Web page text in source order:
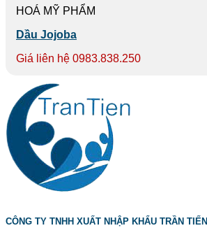
HOÁ MỸ PHẨM
Dầu Jojoba
Giá liên hệ 0983.838.250
CÔNG TY TNHH XUẤT NHẬP KHẨU TRẦN TIẾN